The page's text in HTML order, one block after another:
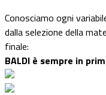
Conosciamo ogni
dalla selezione della
finale:
BALDI è sempre in